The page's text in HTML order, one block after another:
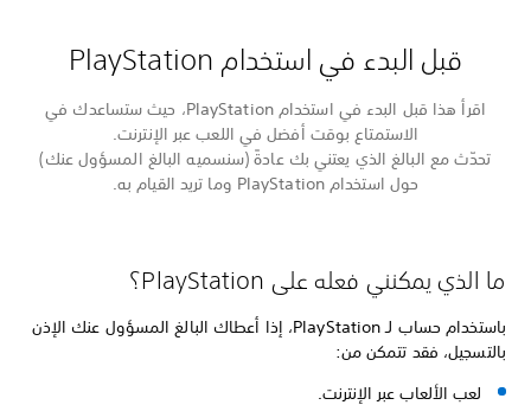
قبل البدء في استخدام PlayStation
اقرأ هذا قبل البدء في استخدام PlayStation، حيث ستساعدك في
الاستمتاع بوقت أفضل في اللعب عبر الإنترنت.
تحدّث مع البالغ الذي يعتني بك عادةً (سنسميه البالغ المسؤول عنك)
حول استخدام PlayStation وما تريد القيام به.
ما الذي يمكنني فعله على PlayStation؟
باستخدام حساب لـ PlayStation، إذا أعطاك البالغ المسؤول عنك الإذن
بالتسجيل، فقد تتمكن من:
لعب الألعاب عبر الإنترنت.